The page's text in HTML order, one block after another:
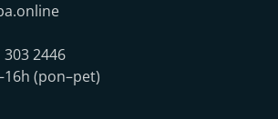
2446
(pon–pet)